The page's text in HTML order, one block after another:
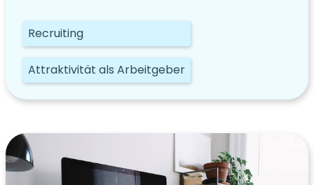
Recruiting
Attraktivität als Arbeitgeber